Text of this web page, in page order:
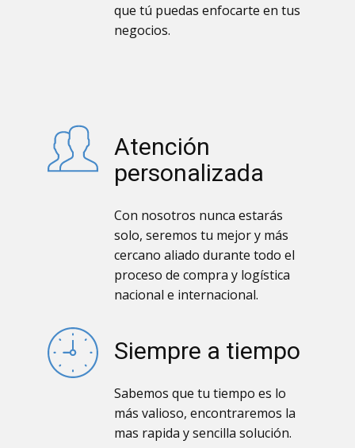
que tú puedas enfocarte en tus
negocios.
Atención
personalizada
Con nosotros nunca estarás
solo, seremos tu mejor y más
cercano aliado durante todo el
proceso de compra y logística
nacional e internacional.
Siempre a tiempo
Sabemos que tu tiempo es lo
más valioso, encontraremos la
mas rapida y sencilla solución.